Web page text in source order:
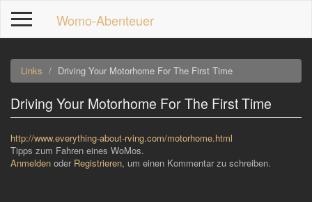
zum
Inhalt
Womo-Abenteuer
Links Driving Your Motorhome For The First Time
Driving Your Motorhome For The First Time
http://www.everything-about-rving.com/motorhome.html
Tipps zum Fahren eines WoMos.
Anmelden oder Registrieren, um einen Kommentar zu schreiben.